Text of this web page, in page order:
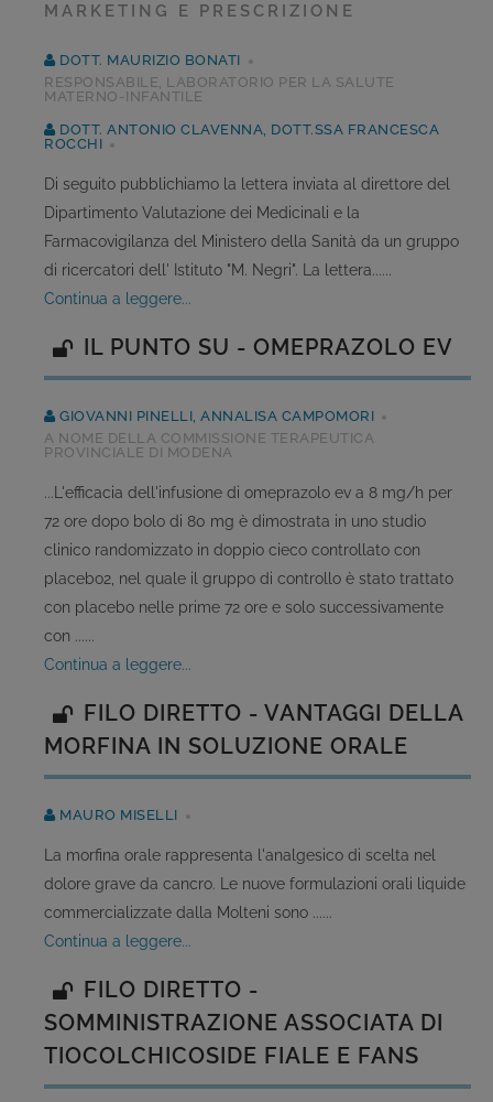
MARKETING E PRESCRIZIONE
DOTT. MAURIZIO BONATI
RESPONSABILE, LABORATORIO PER LA SALUTE
MATERNO-INFANTILE
DOTT. ANTONIO CLAVENNA, DOTT.SSA FRANCESCA
ROCCHI
Di seguito pubblichiamo la lettera inviata al direttore del
Dipartimento Valutazione dei Medicinali e la
Farmacovigilanza del Ministero della Sanità da un gruppo
di ricercatori dell' Istituto "M. Negri". La lettera......
continua a leggere...
IL PUNTO SU - OMEPRAZOLO EV
GIOVANNI PINELLI, ANNALISA CAMPOMORI
A NOME DELLA COMMISSIONE TERAPEUTICA
PROVINCIALE DI MODENA
...L'efficacia dell'infusione di omeprazolo ev a 8 mg/h per
72 ore dopo bolo di 80 mg è dimostrata in uno studio
clinico randomizzato in doppio cieco controllato con
placebo2, nel quale il gruppo di controllo è stato trattato
con placebo nelle prime 72 ore e solo successivamente
con ......
continua a leggere...
FILO DIRETTO - VANTAGGI DELLA
MORFINA IN SOLUZIONE ORALE
MAURO MISELLI
La morfina orale rappresenta l'analgesico di scelta nel
dolore grave da cancro. Le nuove formulazioni orali liquide
commercializzate dalla Molteni sono ......
continua a leggere...
FILO DIRETTO -
SOMMINISTRAZIONE ASSOCIATA DI
TIOCOLCHICOSIDE FIALE E FANS